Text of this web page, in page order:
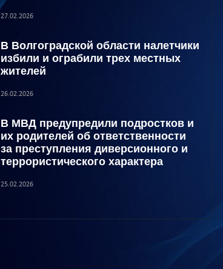
27.02.2026
В Волгоградской области налетчики
избили и ограбили трех местных
жителей
26.02.2026
В МВД предупредили подростков и
их родителей об ответственности
за преступления диверсионного и
террористического характера
25.02.2026